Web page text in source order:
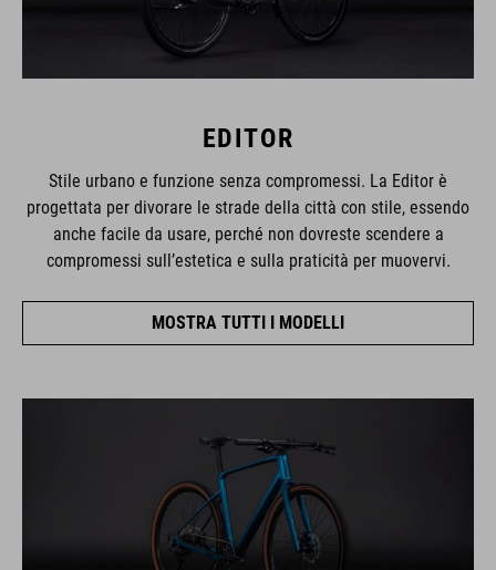
EDITOR
Stile urbano e funzione senza compromessi. La Editor è
progettata per divorare le strade della città con stile, essendo
anche facile da usare, perché non dovreste scendere a
compromessi sull’estetica e sulla praticità per muovervi.
MOSTRA TUTTI I MODELLI